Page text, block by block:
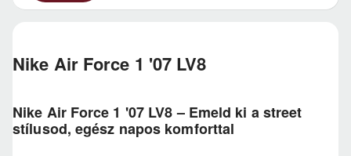
Nike Air Force 1 '07 LV8
Nike Air Force 1 '07 LV8 – Emeld ki a street
stílusod, egész napos komforttal